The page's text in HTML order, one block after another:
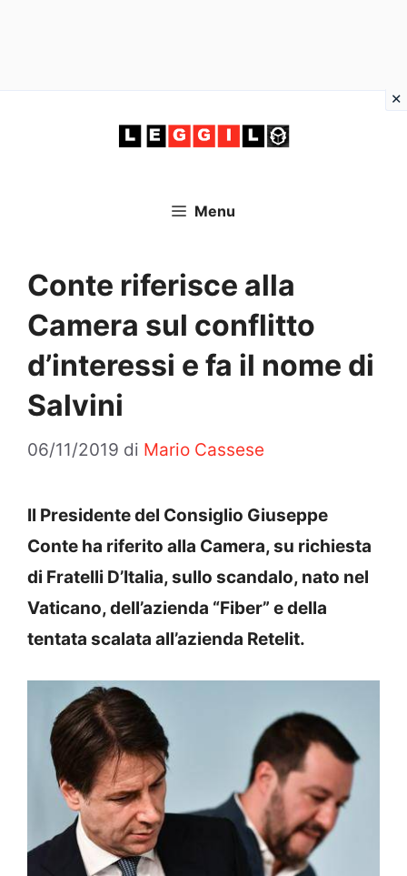
Menu
Conte riferisce alla
Camera sul conflitto
d’interessi e fa il nome di
Salvini
06/11/2019 di Mario Cassese
Il Presidente del Consiglio Giuseppe
Conte ha riferito alla Camera, su richiesta
di Fratelli D’Italia, sullo scandalo, nato nel
Vaticano, dell’azienda “Fiber” e della
tentata scalata all’azienda Retelit.